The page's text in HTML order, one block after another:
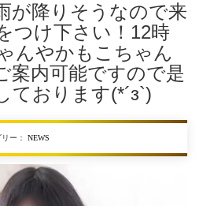
が降りそうなので来
つけ下さい！12時
んやかもこちゃん
案内可能ですので是
ております(*´з`)
ー： NEWS